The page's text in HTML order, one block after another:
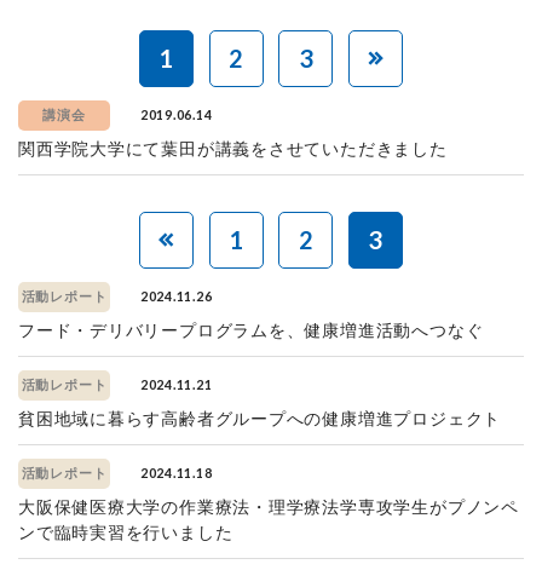
1 2 3
講演会 2019.06.14
関西学院大学にて葉田が講義をさせていただきました
1 2 3
活動レポート 2024.11.26
フード・デリバリープログラムを、健康増進活動へつなぐ
活動レポート 2024.11.21
貧困地域に暮らす高齢者グループへの健康増進プロジェクト
活動レポート 2024.11.18
大阪保健医療大学の作業療法・理学療法学専攻学生がプノンペ
ンで臨時実習を行いました